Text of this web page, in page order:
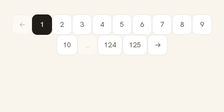
← 1 2 3 4 5 6 7 8 9
10 ... 124 125 →